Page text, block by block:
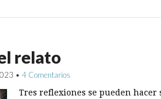
relato
• 4 Comentarios
Tres reflexiones se pueden hacer